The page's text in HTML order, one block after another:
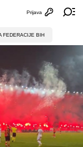
Otvori
Prijava
FEDERACIJE BIH